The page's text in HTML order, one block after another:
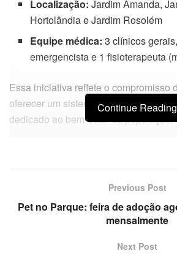
Localização: Jardim Amanda,
Hortolândia e Jardim Rosolém
Equipe médica: 3 clínicos
emergencista e 1 fisioterapeuta
Essa iniciativa reflete o compromisso
oferecer um sistema de saúde mais
dedicado ao bem-estar da população.
Continue Reading
Previous Post
Pet no Parque: feira de adoção
mensalmente
Next Post